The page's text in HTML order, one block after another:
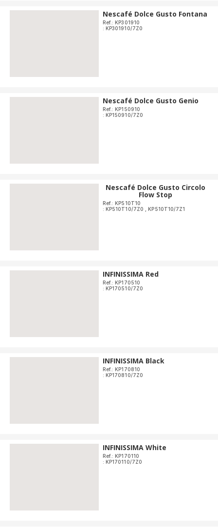
Nescafé Dolce Gusto Fontana
Ref.: KP301910
: KP301910/7Z0
Nescafé Dolce Gusto Genio
Ref.: KP150910
: KP150910/7Z0
Nescafé Dolce Gusto Circolo
Flow Stop
Ref.: KP510T10
: KP510T10/7Z0
,KP510T10/7Z1
INFINISSIMA Red
Ref.: KP170510
: KP170510/7Z0
INFINISSIMA Black
Ref.: KP170810
: KP170810/7Z0
INFINISSIMA White
Ref.: KP170110
: KP170110/7Z0